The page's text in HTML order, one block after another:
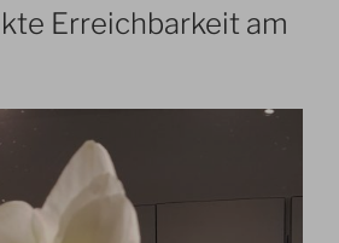
Erreichbarkeit am